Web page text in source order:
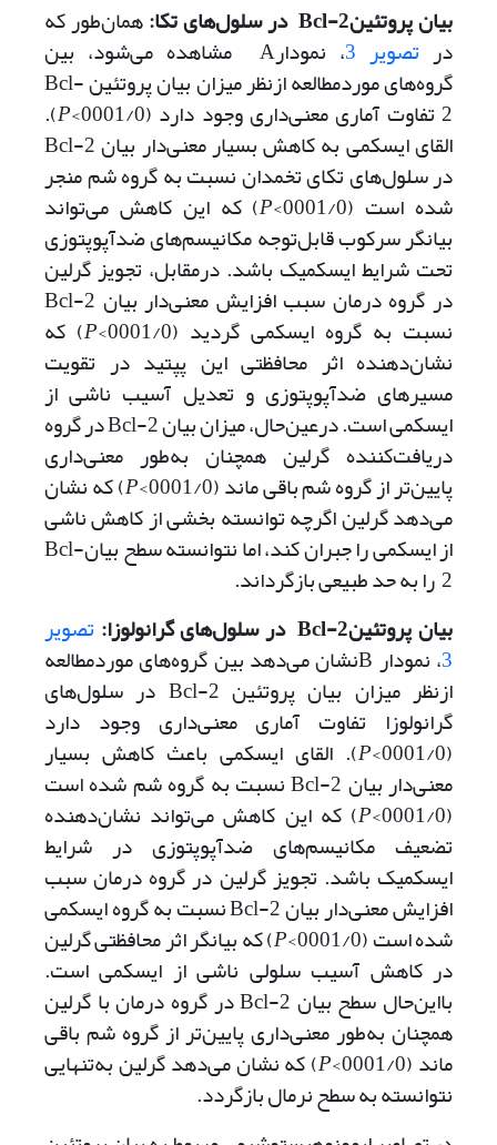
بیان پروتئینBcl-2 در سلول‌های تکا:
همان‌طور که
در تصویر 3 ، نمودارA مشاهده می‌‌شود، بین
گروه‌های مورد‌مطالعه از‌نظر میزان بیان پروتئین Bcl-
2 تفاوت آماری معنی‌داری وجود دارد (0001/0> P
).
القای ایسکمی به کاهش بسیار معنی‌دار بیان Bcl-2
در سلول‌های تکای تخمدان نسبت به گروه شم منجر
شده است (0001/0> P) که این کاهش می‌‌تواند
بیانگر سرکوب قابل‌توجه مکانیسم‌های ضدآپوپتوزی
تحت شرایط ایسکمیک باشد. درمقابل، تجویز گرلین
در گروه درمان سبب افزایش معنی‌دار بیان Bcl-2
نسبت به گروه ایسکمی گردید (0001/0> P) که
نشان‌دهنده اثر محافظتی این پپتید در تقویت
مسیرهای ضدآپوپتوزی و تعدیل آسیب ناشی از
ایسکمی است. در‌عین‌حال، میزان بیان Bcl-2 در گروه
دریافت‌کننده گرلین همچنان به‌طور معنی‌داری
پایین‌تر از گروه شم باقی ماند (0001/0> P) که نشان
می‌دهد گرلین اگرچه توانسته بخشی از کاهش ناشی
از ایسکمی را جبران کند، اما نتوانسته سطح بیانBcl-
2 را به حد طبیعی بازگرداند.
بیان پروتئینBcl-2 در سلول‌های گرانولوزا: تصویر
3 ، نمودار Bنشان می‌دهد بین گروه‌های مورد‌مطالعه
از‌نظر میزان بیان پروتئین Bcl-2 در سلول‌های
گرانولوزا تفاوت آماری معنی‌داری وجود دارد
(0001/0>
P). القای ایسکمی باعث کاهش بسیار
معنی‌دار بیان Bcl-2 نسبت به گروه شم شده است
(0001/0>
P) که این کاهش می‌تواند نشان‌دهنده
تضعیف مکانیسم‌های ضد‌آپوپتوزی در شرایط
ایسکمیک باشد. تجویز گرلین در گروه درمان سبب
افزایش معنی‌دار بیان Bcl-2 نسبت به گروه ایسکمی
شده است (0001/0> P) که بیانگر اثر محافظتی گرلین
در کاهش آسیب سلولی ناشی از ایسکمی است.
با‌این‌حال سطح بیان Bcl-2 در گروه درمان با گرلین
همچنان به‌طور معنی‌داری پایین‌تر از گروه شم باقی
ماند (0001/0> P) که نشان می‌‌دهد گرلین به‌تنهایی
نتوانسته به سطح نرمال بازگردد.